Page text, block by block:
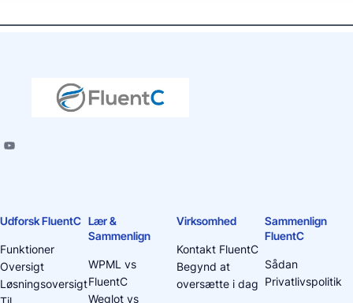
Udforsk FluentC
Funktioner
Oversigt
Løsningsoversigt
Lær &
Sammenlign
WPML vs
FluentC
Weglot vs
Virksomhed
Kontakt FluentC
Begynd at
oversætte i dag
Sammenlign
FluentC
Sådan
Privatlivspolitik